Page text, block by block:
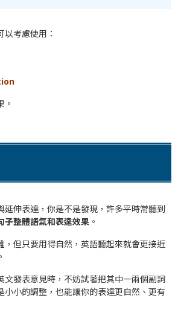
考慮使用：
。
延伸表達，你是不是發現，許多平時常聽到
子整體語氣和表達效果 。
，但只要用得自然，英語聽起來就會更接近
文發表意見時，不妨試著把其中一兩個副詞
小小的調整，也能讓你的表達更自然、更有